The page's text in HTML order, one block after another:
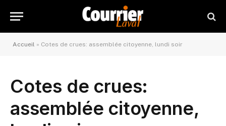
Accueil » Cotes de crues: assemblée citoyenne, lundi soir
Cotes de crues:
assemblée citoyenne,